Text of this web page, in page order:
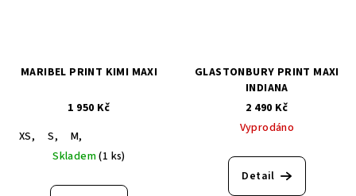
MARIBEL PRINT KIMI MAXI
1 950 Kč
XS,
S,
M,
Skladem(1 ks)
GLASTONBURY PRINT MAXI
INDIANA
2 490 Kč
Vyprodáno
Detail